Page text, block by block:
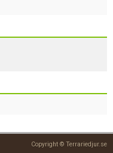
Copyright © Terrariedjur.se